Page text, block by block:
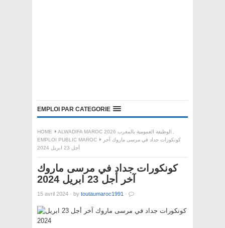
EMPLOI PAR CATEGORIE
HOME ALWADIFA MAROC 2026 الوظيفة العمومية بالمغرب
,
EMPLOI PUBLIC MAROC
كونكورات جداد في مرسى ماروك آخر
أجل 23 ابريل 2024
كونكورات جداد في مرسى ماروك
آخر أجل 23 ابريل 2024
15 avril 2024 · by toutaumaroc1991 ·